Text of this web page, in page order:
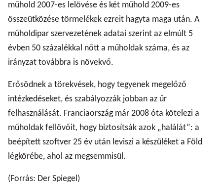
műhold 2007-es lelövése és két műhold 2009-es
összeütközése törmelékek ezreit hagyta maga után. A
műholdipar szervezetének adatai szerint az elmúlt 5
évben 50 százalékkal nőtt a műholdak száma, és az
irányzat továbbra is növekvő.
Erősödnek a törekvések, hogy tegyenek megelőző
intézkedéseket, és szabályozzák jobban az űr
felhasználását. Franciaország már 2008 óta kötelezi a
műholdak fellövőit, hogy biztosítsák azok „halálát”: a
beépített szoftver 25 év után leviszi a készüléket a Föld
légkörébe, ahol az megsemmisül.
(Forrás: Der Spiegel)